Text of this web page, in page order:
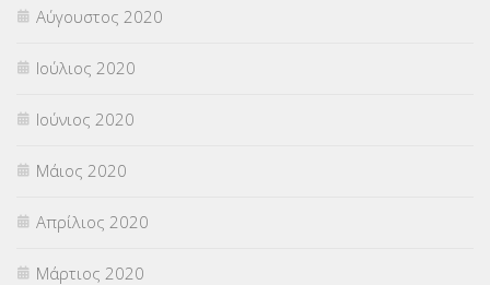
Αύγουστος 2020
Ιούλιος 2020
Ιούνιος 2020
Μάιος 2020
Απρίλιος 2020
Μάρτιος 2020